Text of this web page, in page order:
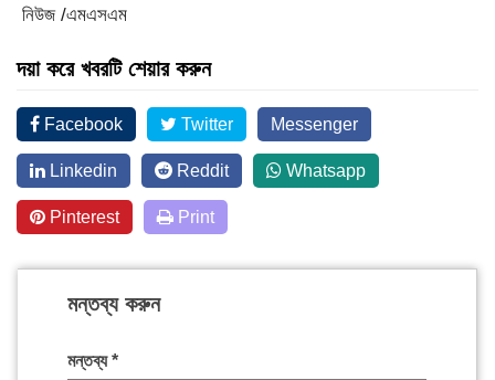
নিউজ /এমএসএম
দয়া করে খবরটি শেয়ার করুন
Facebook Twitter Messenger
Linkedin Reddit Whatsapp
Pinterest Print
মন্তব্য করুন
মন্তব্য*